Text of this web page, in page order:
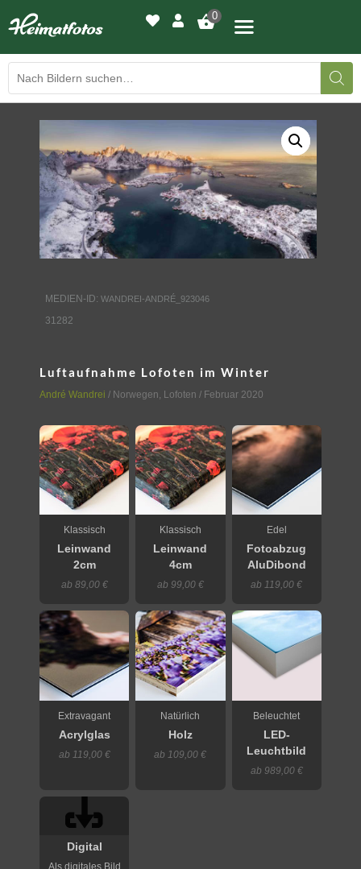
0
BILDERGALERIE
DRUCKQUALITÄTEN
LED-LEUCHTBILDER
WIR DRUCKEN IHR BILD
MEDIEN-ID: WANDREI-ANDRÉ_923046
31282
Luftaufnahme Lofoten im Winter
André Wandrei / Norwegen, Lofoten / Februar 2020
Klassisch
Leinwand
2cm
ab 89,00 €
Klassisch
Leinwand
4cm
ab 99,00 €
Edel
Fotoabzug
AluDibond
ab 119,00 €
Extravagant
Acrylglas
ab 119,00 €
Natürlich
Holz
ab 109,00 €
Beleuchtet
LED-
Leuchtbild
ab 989,00 €
Digital
Als digitales Bild